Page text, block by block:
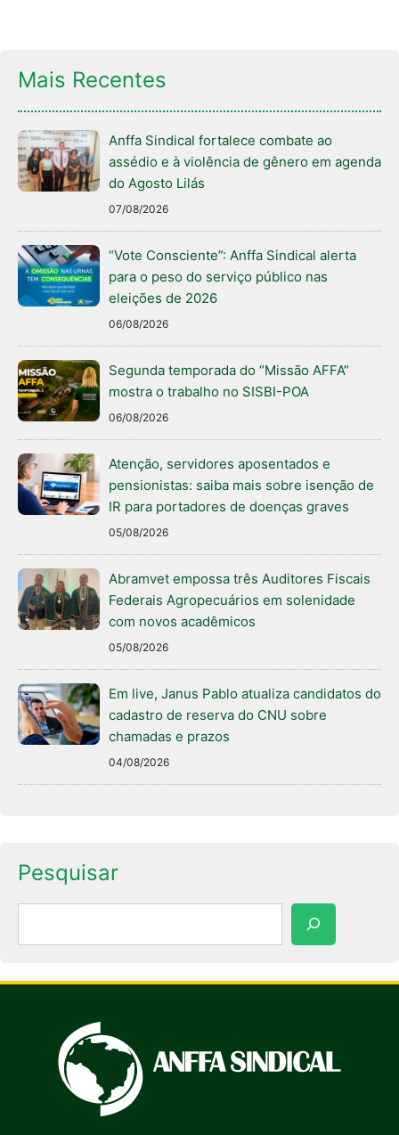
Mais Recentes
Anffa Sindical fortalece combate ao
assédio e à violência de gênero em agenda
do Agosto Lilás
07/08/2026
“Vote Consciente”: Anffa Sindical alerta
para o peso do serviço público nas
eleições de 2026
06/08/2026
Segunda temporada do “Missão AFFA”
mostra o trabalho no SISBI-POA
06/08/2026
Atenção, servidores aposentados e
pensionistas: saiba mais sobre isenção de
IR para portadores de doenças graves
05/08/2026
Abramvet empossa três Auditores Fiscais
Federais Agropecuários em solenidade
com novos acadêmicos
05/08/2026
Em live, Janus Pablo atualiza candidatos do
cadastro de reserva do CNU sobre
chamadas e prazos
04/08/2026
Pesquisar